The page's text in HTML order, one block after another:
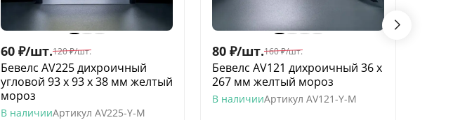
60 ₽/шт.120 ₽/шт.
Бевелс AV225 дихроичный
угловой 93 х 93 х 38 мм желтый
мороз
В наличииАртикул AV225-Y-M
80 ₽/шт.160 ₽/шт.
Бевелс AV121 дихроичный 36 х
267 мм желтый мороз
В наличииАртикул AV121-Y-M